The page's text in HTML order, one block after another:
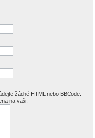
žádné HTML nebo BBCode.
na vaši.